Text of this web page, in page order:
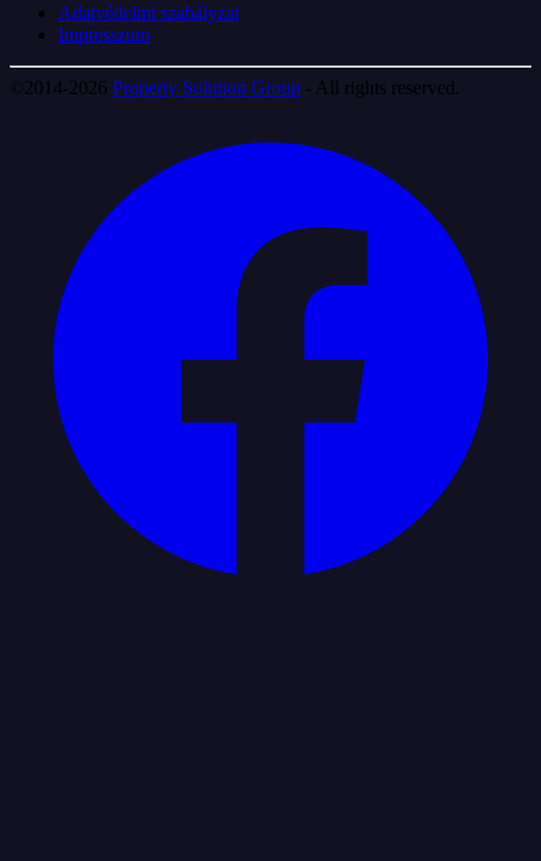
Adatvédelmi szabályzat
Impresszum
©2014-2026 Property Solution Group - All rights reserved.